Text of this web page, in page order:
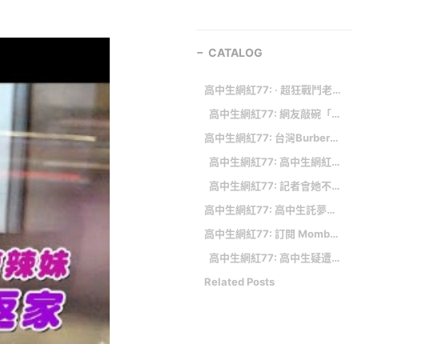
CATALOG
高中生網紅77: ‧ 超狂戰鬥老伯！72歲「方塊肌」拉雙槓、滾輪 網友看完都跪了
高中生網紅77: 網友敲碗「山道猴子」續集！作者點頭：會有下一個故事
高中生網紅77: 台灣Burberry員工私下公審VIP！男星高軒遭嗆：是不是有錢人？
高中生網紅77: 高中生網紅挑戰上課無極限「剃腋毛、剪光頭」樣樣來，影片曝光竟慘遭「退學」！？
高中生網紅77: 記者會她不捨江宏傑哽咽 女律師背景曝光
高中生網紅77: 高中生託夢抖內幕！靈媒崩潰改口「之前言論都我精神分裂所說出的」
高中生網紅77: 訂閱 Mombaby
高中生網紅77: 高中生疑遭師長霸凌憾事引公憤 網紅：校園與軍隊最明顯
Related Posts